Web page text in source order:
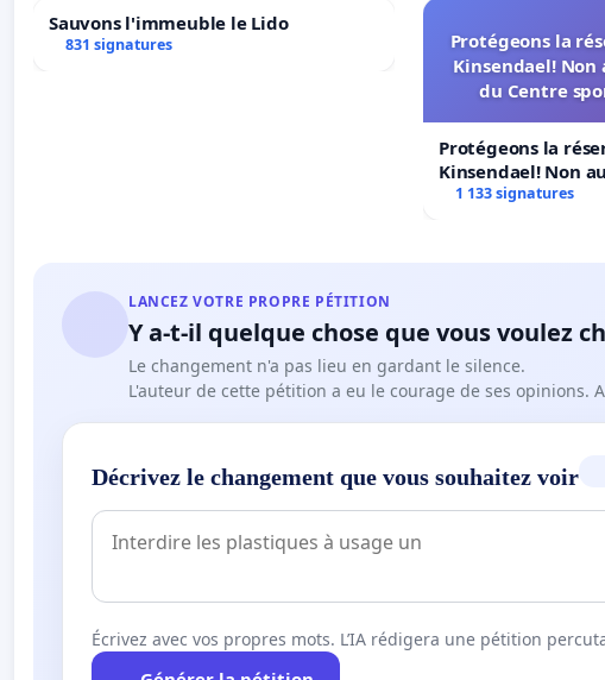
Sauvons l'immeuble le Lido
831 signatures
Protégeons la
Kinsendael!
du Centre
Protégeons la
Kinsendael! Non
Centre sportif Le
1 133 signatures
LANCEZ VOTRE PROPRE PÉTITION
Y a-t-il quelque chose que vous voulez
Le changement n'a pas lieu en gardant le silence.
L'auteur de cette pétition a eu le courage de ses opinions.
Décrivez le changement que vous souhaitez voir
Écrivez avec vos propres mots. L’IA rédigera une pétition